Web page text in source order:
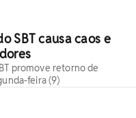
SBT causa caos e
promove retorno de
feira (9)